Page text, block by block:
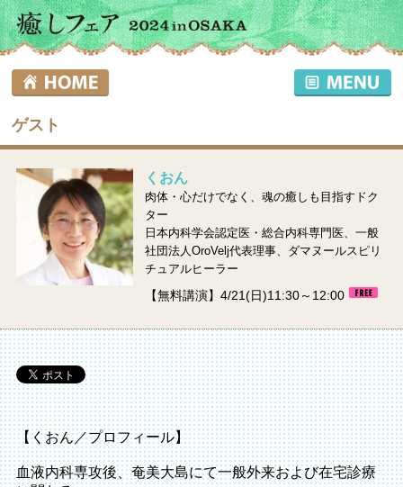
ゲスト
くおん
肉体・心だけでなく、魂の癒しも目指すドク
ター
日本内科学会認定医・総合内科専門医、一般
社団法人OroVelj代表理事、ダマヌールスピリ
チュアルヒーラー
【無料講演】4/21(日)11:30～12:00
【くおん／プロフィール】
血液内科専攻後、奄美大島にて一般外来および在宅診療